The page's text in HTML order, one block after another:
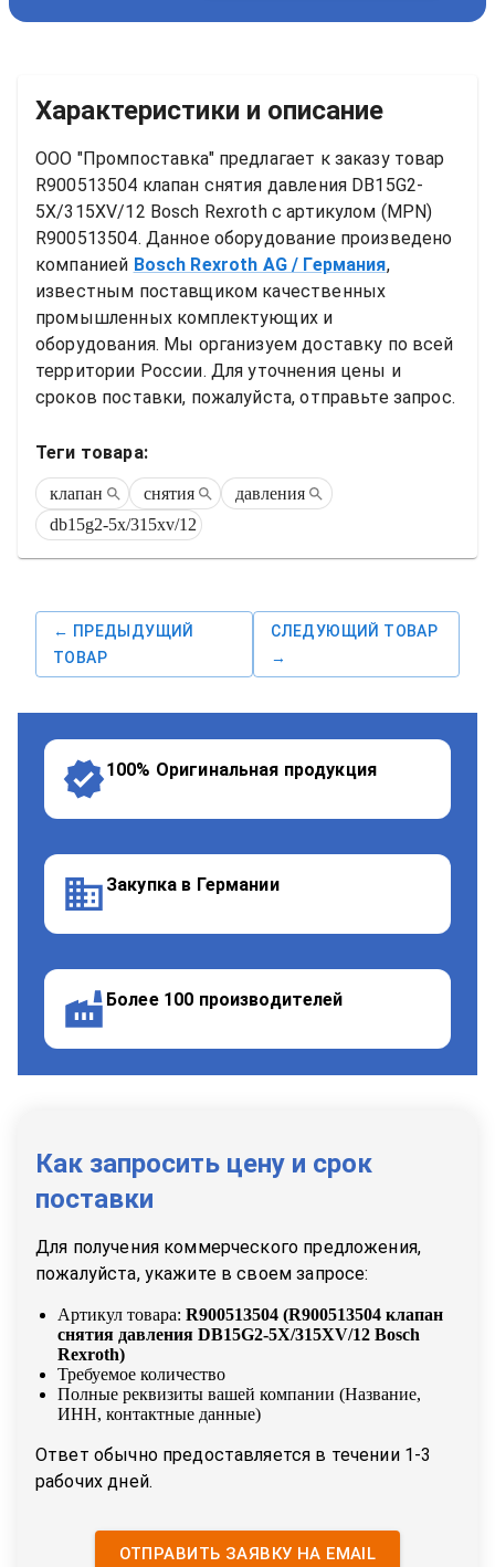
Характеристики и описание
ООО "Промпоставка" предлагает к заказу товар
R900513504 клапан снятия давления DB15G2-
5X/315XV/12 Bosch Rexroth
R900513504. Данное оборудование произведено
компанией Bosch Rexroth AG / Германия,
известным поставщиком качественных
промышленных комплектующих и
оборудования. Мы организуем доставку по всей
территории России. Для уточнения цены и
сроков поставки, пожалуйста, отправьте запрос.
Теги товара:
клапан снятия
давления
db15g2-5x/315xv/12
← ПРЕДЫДУЩИЙ
ТОВАР
СЛЕДУЮЩИЙ ТОВАР
→
100% Оригинальная продукция
Закупка в Германии
Более 100 производителей
Как запросить цену и срок
поставки
Для получения коммерческого предложения,
пожалуйста, укажите в своем запросе:
Артикул товара: R900513504 (R900513504 клапан
снятия давления DB15G2-5X/315XV/12 Bosch
Rexroth)
Требуемое количество
Полные реквизиты вашей компании (Название,
ИНН, контактные данные)
Ответ обычно предоставляется в течении 1-3
рабочих дней.
ОТПРАВИТЬ ЗАЯВКУ НА EMAIL